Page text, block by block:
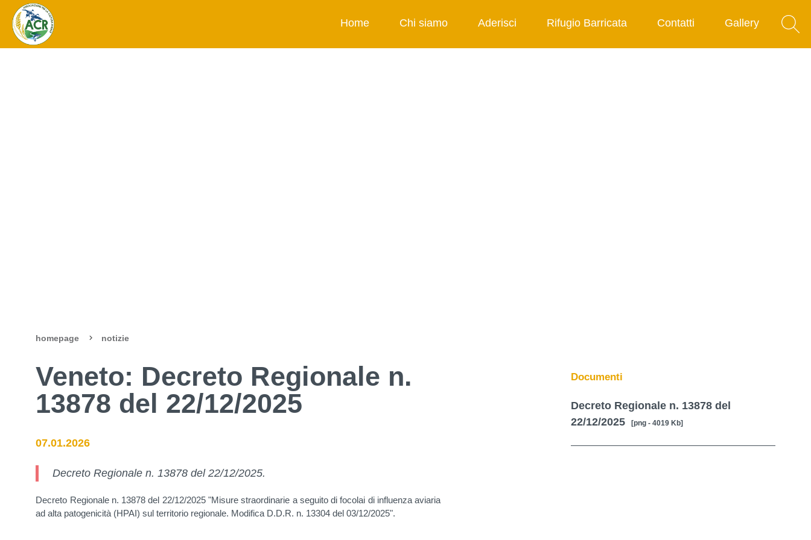
Home Chi siamo Aderisci Rifugio Barricata Contatti Gallery
homepage notizie
Veneto: Decreto Regionale n.
13878 del 22/12/2025
07.01.2026
Decreto Regionale n. 13878 del 22/12/2025.
Decreto Regionale n. 13878 del 22/12/2025 "Misure straordinarie a seguito di focolai di influenza aviaria
ad alta patogenicità (HPAI) sul territorio regionale. Modifica D.D.R. n. 13304 del 03/12/2025".
Documenti
Decreto Regionale n. 13878 del
22/12/2025[png - 4019 Kb]